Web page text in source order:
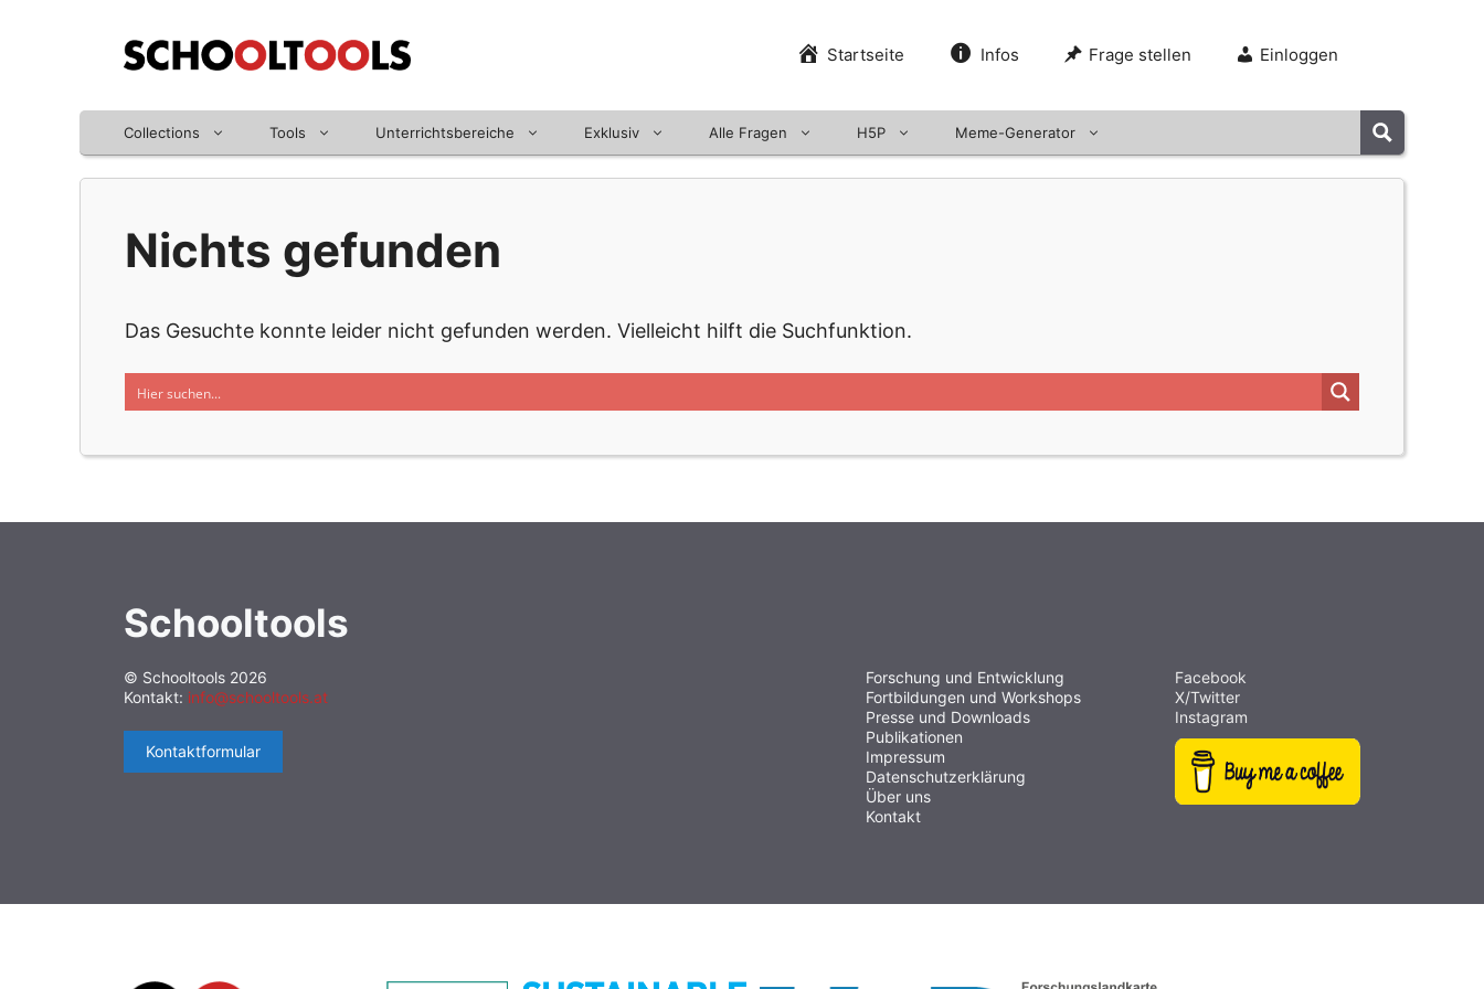
Startseite Infos Frage stellen Einloggen
Collections Tools Unterrichtsbereiche Exklusiv Alle Fragen H5P Meme-Generator
Nichts gefunden
Das Gesuchte konnte leider nicht gefunden werden. Vielleicht hilft die Suchfunktion.
Schooltools
© Schooltools 2026
Kontakt: info@schooltools.at
Kontaktformular
Forschung und Entwicklung
Fortbildungen und Workshops
Presse und Downloads
Publikationen
Impressum
Datenschutzerklärung
Über uns
Kontakt
Facebook
X/Twitter
Instagram